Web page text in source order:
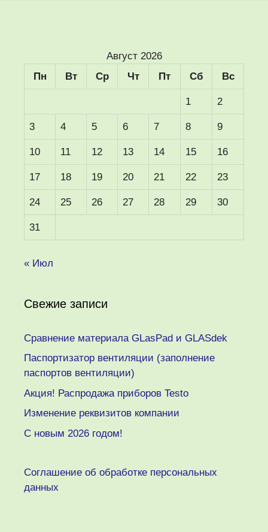
Август 2026
Пн
Вт Ср Чт Пт Сб Вс
1 2
3 4 5 6 7 8 9
10 11 12 13 14 15 16
17 18 19 20 21 22 23
24 25 26 27 28 29 30
31
« Июл
Свежие записи
Сравнение материала GLasPad и GLASdek
Паспортизатор вентиляции (заполнение
паспортов вентиляции)
Акция! Распродажа приборов Testo
Изменение реквизитов компании
C новым 2026 годом!
Соглашение об обработке персональных
данных